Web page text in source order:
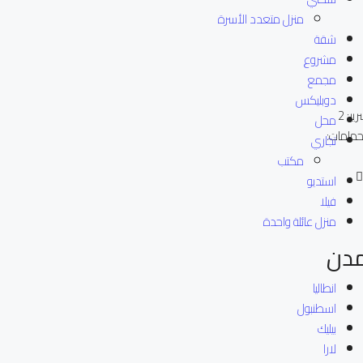
2
منزل متعدد الأسرة
شقة
مشروع
مجمع
دوبليكس
محل
تجاري
مكتب
استديو
فيلا
منزل عائلة واحدة
انطاليا
اسطنبول
بيليك
لارا